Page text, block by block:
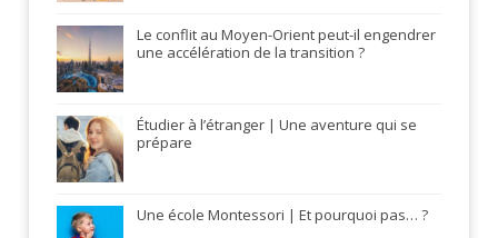
Le conflit au Moyen-Orient peut-il engendrer
une accélération de la transition ?
Étudier à l’étranger | Une aventure qui se
prépare
Une école Montessori | Et pourquoi pas… ?